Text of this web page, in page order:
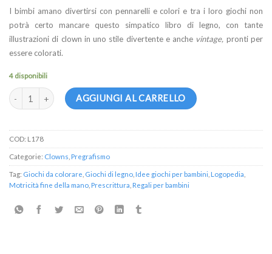
I bimbi amano divertirsi con pennarelli e colori e tra i loro giochi non
potrà certo mancare questo simpatico libro di legno, con tante
illustrazioni di clown in uno stile divertente e anche vintage, pronti per
essere colorati.
4 disponibili
Libro da colorare - in legno quantità
AGGIUNGI AL CARRELLO
COD: L178
Categorie: Clowns Pregrafismo
Tag: Giochi da colorare Giochi di legno Idee giochi per bambini Logopedia
Motricità fine della mano Prescrittura Regali per bambini